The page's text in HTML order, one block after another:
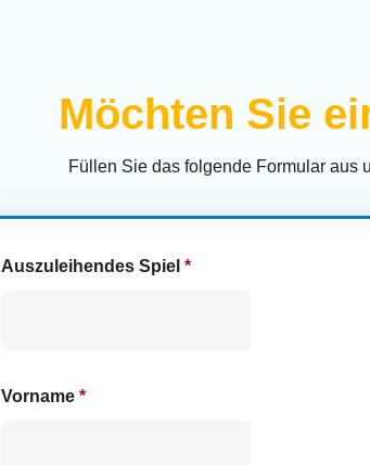
Möchten Sie
Füllen Sie das folgende Formular aus
Auszuleihendes Spiel *
Vorname *